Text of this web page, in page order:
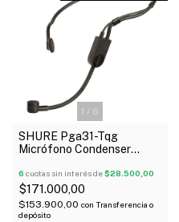
1 / 6
SHURE Pga31-Tqg
Micrófono Condenser
Taf4
6 cuotas sin interés de$28.500,00
$171.000,00
$153.900,00 con Transferencia o
depósito